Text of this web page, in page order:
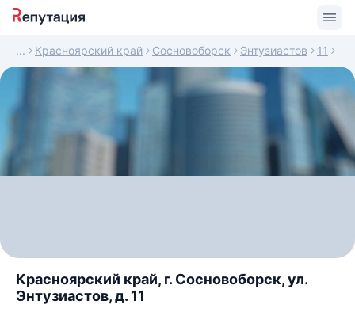
Красноярский край Сосновоборск Энтузиастов 11
Красноярский край, г. Сосновоборск, ул.
Энтузиастов, д. 11